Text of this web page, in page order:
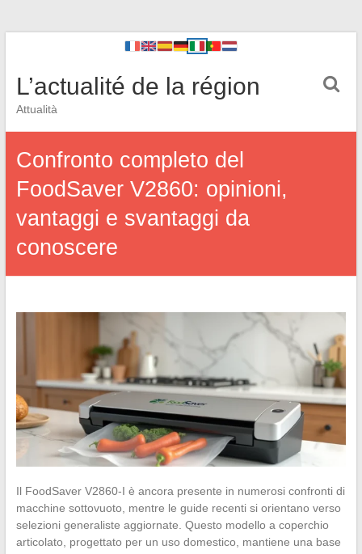
L’actualité de la région
Attualità
Confronto completo del
FoodSaver V2860: opinioni,
vantaggi e svantaggi da
conoscere
Il FoodSaver V2860-I è ancora presente in numerosi confronti di
macchine sottovuoto, mentre le guide recenti si orientano verso
selezioni generaliste aggiornate. Questo modello a coperchio
articolato, progettato per un uso domestico, mantiene una base